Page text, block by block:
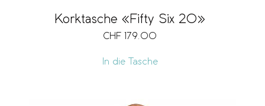
Korktasche «Fifty Six 20»
CHF 179.00
In die Tasche